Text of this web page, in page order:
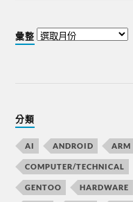
彙整
分類
AI ANDROID ARM
COMPUTER/TECHNICAL
GENTOO HARDWARE